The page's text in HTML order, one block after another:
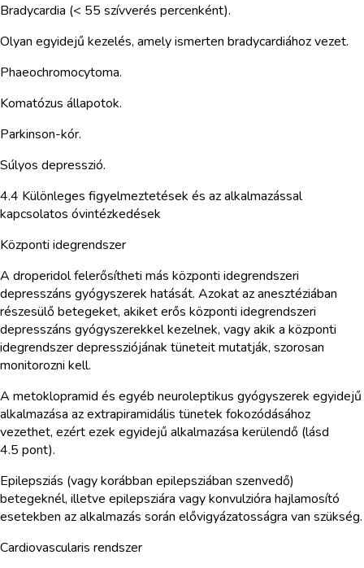
Bradycardia (< 55 szívverés percenként).
Olyan egyidejű kezelés, amely ismerten bradycardiához vezet.
Phaeochromocytoma.
Komatózus állapotok.
Parkinson-kór.
Súlyos depresszió.
4.4 Különleges figyelmeztetések és az alkalmazással
kapcsolatos óvintézkedések
Központi idegrendszer
A droperidol felerősítheti más központi idegrendszeri
depresszáns gyógyszerek hatását. Azokat az anesztéziában
részesülő betegeket, akiket erős központi idegrendszeri
depresszáns gyógyszerekkel kezelnek, vagy akik a központi
idegrendszer depressziójának tüneteit mutatják, szorosan
monitorozni kell.
A metoklopramid és egyéb neuroleptikus gyógyszerek egyidejű
alkalmazása az extrapiramidális tünetek fokozódásához
vezethet, ezért ezek egyidejű alkalmazása kerülendő (lásd
4.5 pont).
Epilepsziás (vagy korábban epilepsziában szenvedő)
betegeknél, illetve epilepsziára vagy konvulzióra hajlamosító
esetekben az alkalmazás során elővigyázatosságra van szükség.
Cardiovascularis rendszer